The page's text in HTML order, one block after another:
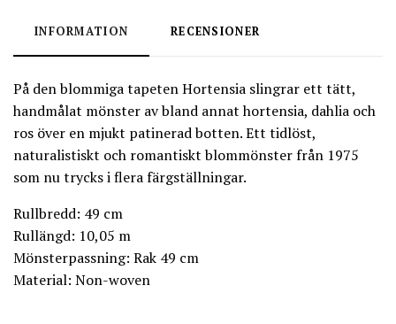
INFORMATION RECENSIONER
På den blommiga tapeten Hortensia slingrar ett tätt,
handmålat mönster av bland annat hortensia, dahlia och
ros över en mjukt patinerad botten. Ett tidlöst,
naturalistiskt och romantiskt blommönster från 1975
som nu trycks i flera färgställningar.
Rullbredd: 49 cm
Rullängd: 10,05 m
Mönsterpassning: Rak 49 cm
Material: Non-woven